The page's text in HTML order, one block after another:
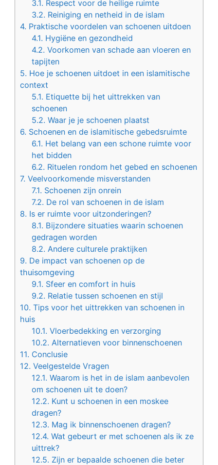
3.1. Respect voor de heilige ruimte
3.2. Reiniging en netheid in de islam
4. Praktische voordelen van schoenen uitdoen
4.1. Hygiëne en gezondheid
4.2. Voorkomen van schade aan vloeren en
tapijten
5. Hoe je schoenen uitdoet in een islamitische
context
5.1. Etiquette bij het uittrekken van
schoenen
5.2. Waar je je schoenen plaatst
6. Schoenen en de islamitische gebedsruimte
6.1. Het belang van een schone ruimte voor
het bidden
6.2. Rituelen rondom het gebed en schoenen
7. Veelvoorkomende misverstanden
7.1. Schoenen zijn onrein
7.2. De rol van schoenen in de islam
8. Is er ruimte voor uitzonderingen?
8.1. Bijzondere situaties waarin schoenen
gedragen worden
8.2. Andere culturele praktijken
9. De impact van schoenen op de
thuisomgeving
9.1. Sfeer en comfort in huis
9.2. Relatie tussen schoenen en stijl
10. Tips voor het uittrekken van schoenen in
huis
10.1. Vloerbedekking en verzorging
10.2. Alternatieven voor binnenschoenen
11. Conclusie
12. Veelgestelde Vragen
12.1. Waarom is het in de islam aanbevolen
om schoenen uit te doen?
12.2. Kunt u schoenen in een moskee
dragen?
12.3. Mag ik binnenschoenen dragen?
12.4. Wat gebeurt er met schoenen als ik ze
uittrek?
12.5. Zijn er bepaalde schoenen die beter